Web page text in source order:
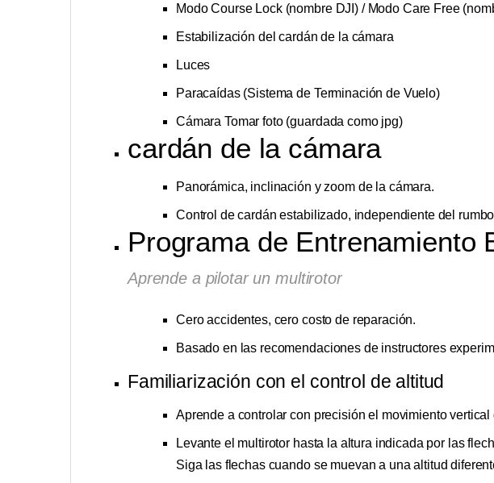
Modo Course Lock (nombre DJI) / Modo Care Free
Estabilización del cardán de la cámara
Luces
Paracaídas (Sistema de Terminación de Vuelo)
Cámara Tomar foto (guardada como jpg)
cardán de la cámara
Panorámica, inclinación y zoom de la cámara.
Control de cardán estabilizado, independiente del
Programa de Entrenamiento
Aprende a pilotar un multirotor
Cero accidentes, cero costo de reparación.
Basado en las recomendaciones de instructores
Familiarización con el control de altitud
Aprende a controlar con precisión el movimiento vertical
Levante el multirotor hasta la altura indicada por las
Siga las flechas cuando se muevan a una altitud